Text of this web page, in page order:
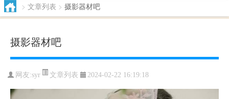
> 文章列表 > 摄影器材吧
摄影器材吧
网友:syr 文章列表 2024-02-22 16:19:18